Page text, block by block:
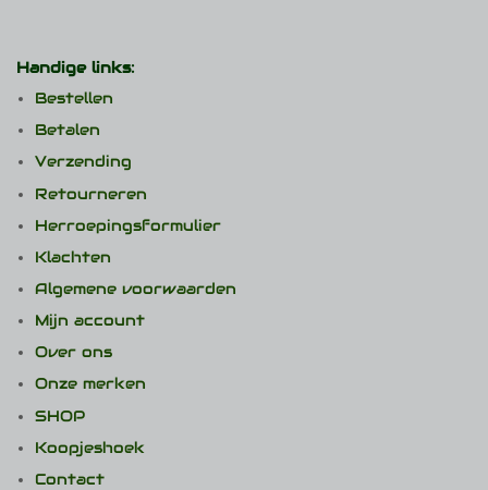
Handige links:
Bestellen
Betalen
Verzending
Retourneren
Herroepingsformulier
Klachten
Algemene voorwaarden
Mijn account
Over ons
Onze merken
SHOP
Koopjeshoek
Contact